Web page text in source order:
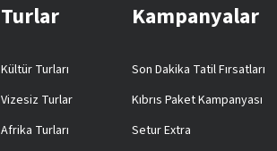
Turlar
Kültür Turları
Vizesiz Turlar
Afrika Turları
Kampanyalar
Son Dakika Tatil Fırsatları
Kıbrıs Paket Kampanyası
Setur Extra